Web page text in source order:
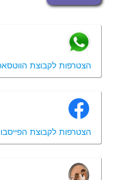
הצטרפות לקבוצת
הצטרפות לקבוצת